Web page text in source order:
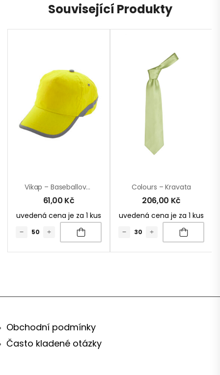
Související Produkty
Vikap – Baseballová Čepice
61,00 Kč
uvedená cena je za 1 kus
Colours – Kravata
206,00 Kč
uvedená cena je za 1 kus
Obchodní podmínky
Často kladené otázky